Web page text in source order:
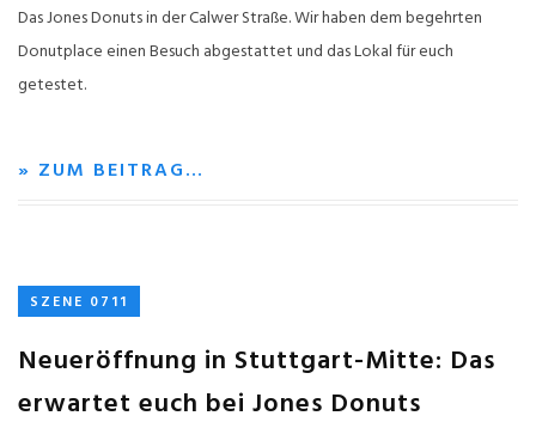
Das Jones Donuts in der Calwer Straße. Wir haben dem begehrten
Donutplace einen Besuch abgestattet und das Lokal für euch
getestet.
» ZUM BEITRAG…
SZENE 0711
Neueröffnung in Stuttgart-Mitte: Das
erwartet euch bei Jones Donuts